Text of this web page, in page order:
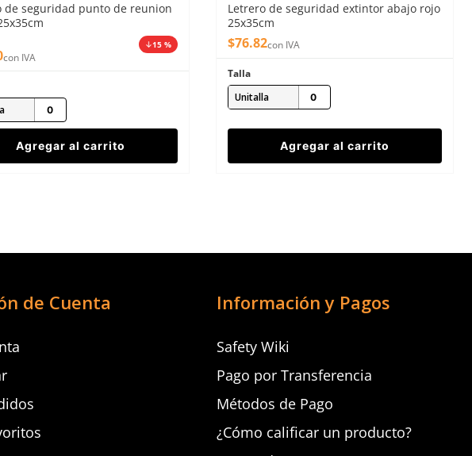
de seguridad punto de reunion
con IVA
15 %
Agregar al carrito
Letrero de seguridad extintor abajo rojo
25x35cm
$76.82con IVA
Talla
Unitalla
Agregar al carrito
de Cuenta Información y Pagos
Safety Wiki
Pago por Transferencia
Métodos de Pago
¿Cómo calificar un producto?